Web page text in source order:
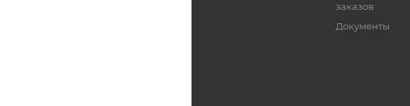
заказов
Документы